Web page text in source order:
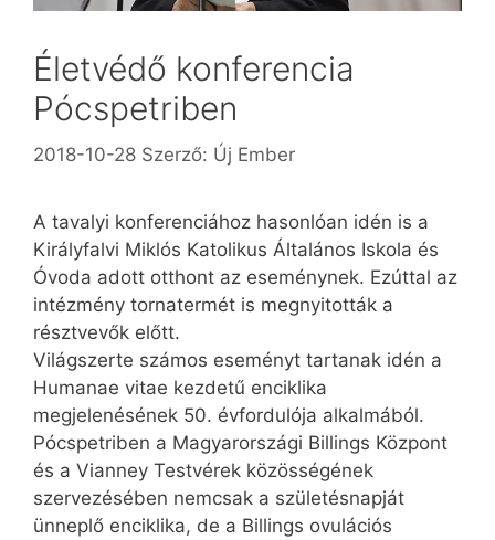
Életvédő konferencia
Pócspetriben
2018-10-28 Szerző: Új Ember
A tavalyi konferenciához hasonlóan idén is a
Királyfalvi Miklós Katolikus Általános Iskola és
Óvoda adott otthont az eseménynek. Ezúttal az
intézmény tornatermét is megnyitották a
résztvevők előtt.
Világszerte számos eseményt tartanak idén a
Humanae vitae kezdetű enciklika
megjelenésének 50. évfordulója alkalmából.
Pócspetriben a Magyarországi Billings Központ
és a Vianney Testvérek közösségének
szervezésében nemcsak a születésnapját
ünneplő enciklika, de a Billings ovulációs